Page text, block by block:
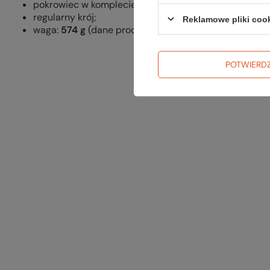
pokrowiec w komplecie;
regularny krój;
waga: 574 g(dane producenta).
Reklamowe pliki